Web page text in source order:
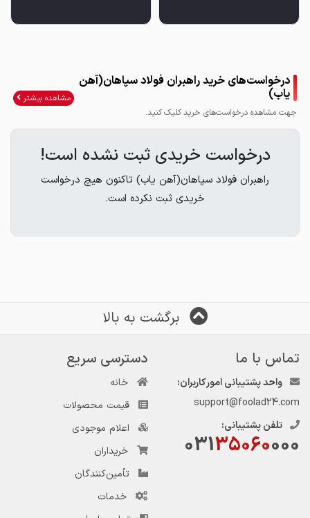
درخواست‌های خرید راهبران فولاد سپاهان(آهن
یاب)
جهت مشاهده درخواست‌های خرید کلیک کنید.
مشاهده بیشتر
درخواست خریدی ثبت نشده است!
راهبران فولاد سپاهان(آهن یاب) تاکنون هیچ درخواست
خریدی ثبت نکرده است.
برگشت به بالا
تماس با ما
واحد پشتیبانی امور کاربران:
support@foolad24.com
تلفن پشتیبانی:
03135060000
دسترسی سریع
خانه
قیمت محصولات
اعلام موجودی
خریداران
تأمین‌کنندگان
خدمات